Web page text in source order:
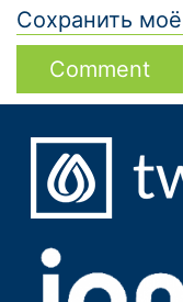
Сохранить